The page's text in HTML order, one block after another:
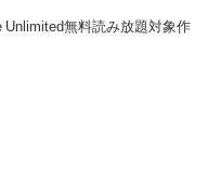
無料読み放題対象作